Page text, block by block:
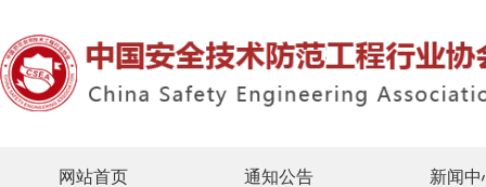
网站首页 通知公告 新闻中